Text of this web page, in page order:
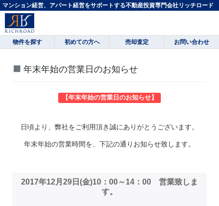
マンション経営、アパート経営をサポートする不動産投資専門会社リッチロード
物件を探す 初めての方へ 売却査定 お問い合わせ
年末年始の営業日のお知らせ
【年末年始の営業日のお知らせ】
日頃より、弊社をご利用頂き誠にありがとうございます。
年末年始の営業時間を、下記の通りお知らせ致します。
2017年12月29日(金)10：00～14：00 営業致しま
す。